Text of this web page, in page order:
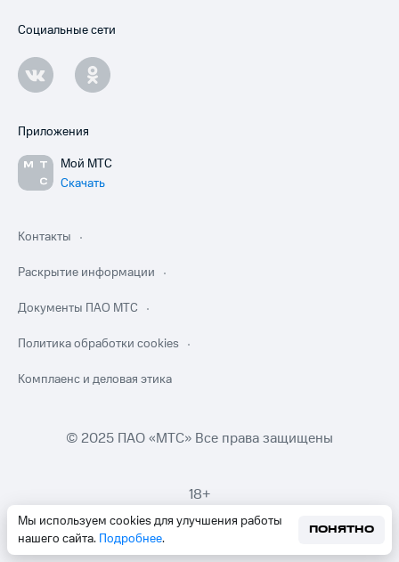
Мы используем cookies для улучшения работы
нашего сайта. Подробнее.
ПОНЯТНО
Социальные сети
Приложения
Мой МТС
Скачать
Контакты
Раскрытие информации
Документы ПАО МТС
Политика обработки cookies
Комплаенс и деловая этика
© 2025 ПАО «МТС» Все права защищены
18+